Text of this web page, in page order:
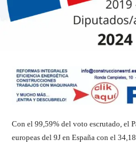
Con el 99,59% del voto escrutado, el
europeas del 9J en España con el